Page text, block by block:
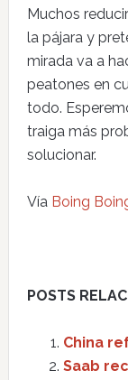
Muchos
la pájara y
mirada va a
peatones en
todo.
traiga más
solucionar.
Vía Boing
POSTS
China
Saab